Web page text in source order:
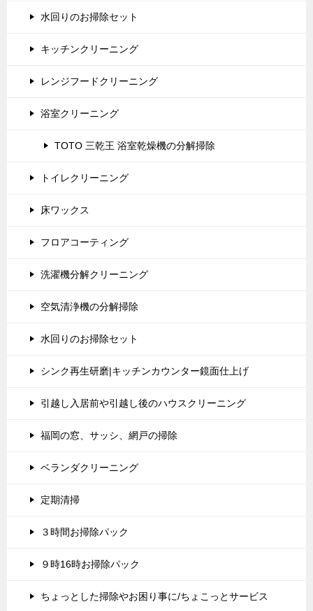
水回りのお掃除セット
キッチンクリーニング
レンジフードクリーニング
浴室クリーニング
TOTO 三乾王 浴室乾燥機の分解掃除
トイレクリーニング
床ワックス
フロアコーティング
洗濯機分解クリーニング
空気清浄機の分解掃除
水回りのお掃除セット
シンク再生研磨|キッチンカウンター鏡面仕上げ
引越し入居前や引越し後のハウスクリーニング
福岡の窓、サッシ、網戸の掃除
ベランダクリーニング
定期清掃
３時間お掃除パック
９時16時お掃除パック
ちょっとした掃除やお困り事に/ちょこっとサービス